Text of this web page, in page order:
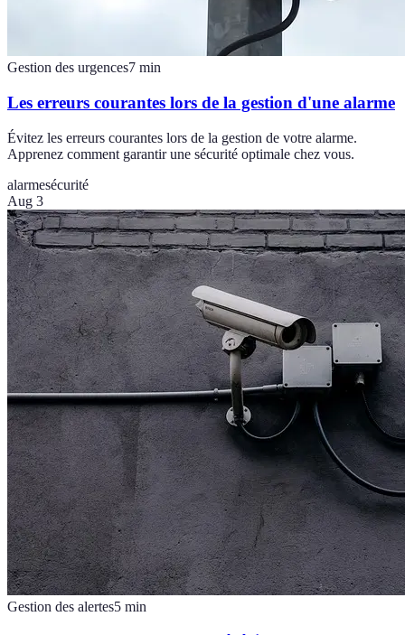
Gestion des urgences7 min
Les erreurs courantes lors de la gestion d'une alarme
Évitez les erreurs courantes lors de la gestion de votre alarme.
Apprenez comment garantir une sécurité optimale chez vous.
alarmesécurité
Aug 3
Gestion des alertes5 min